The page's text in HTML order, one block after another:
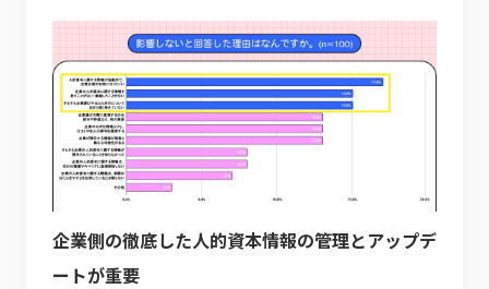
企業側の徹底した人的資本情報の管理とアップデ
ートが重要